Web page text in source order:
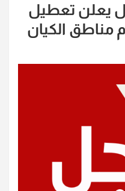
يعلن تعطيل